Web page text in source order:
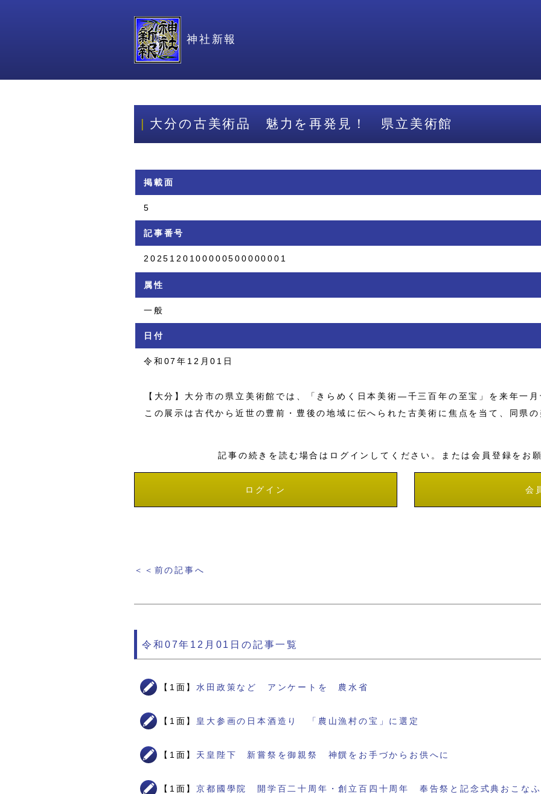
神社新報
大分の古美術品 魅力を再発見！ 県立美術館
掲載面
5
記事番号
2025120100000500000001
属性
一般
日付
令和07年12月01日
【大分】大分市の県立美術館では、「きらめく日本美術―千三百年の至宝」を来年一月
この展示は古代から近世の豊前・豊後の地域に伝へられた古美術に焦点を当て、同県
記事の続きを読む場合はログインしてください。または会員登録をお
ログイン 会
＜＜前の記事へ
令和07年12月01日の記事一覧
【1面】水田政策など アンケートを 農水省
【1面】 皇大参画の日本酒造り 「農山漁村の宝」に選定
【1面】 天皇陛下 新嘗祭を御親祭 神饌をお手づからお供へに
【1面】京都國學院 開学百二十周年・創立百四十周年 奉告祭と記念式典おこなふ